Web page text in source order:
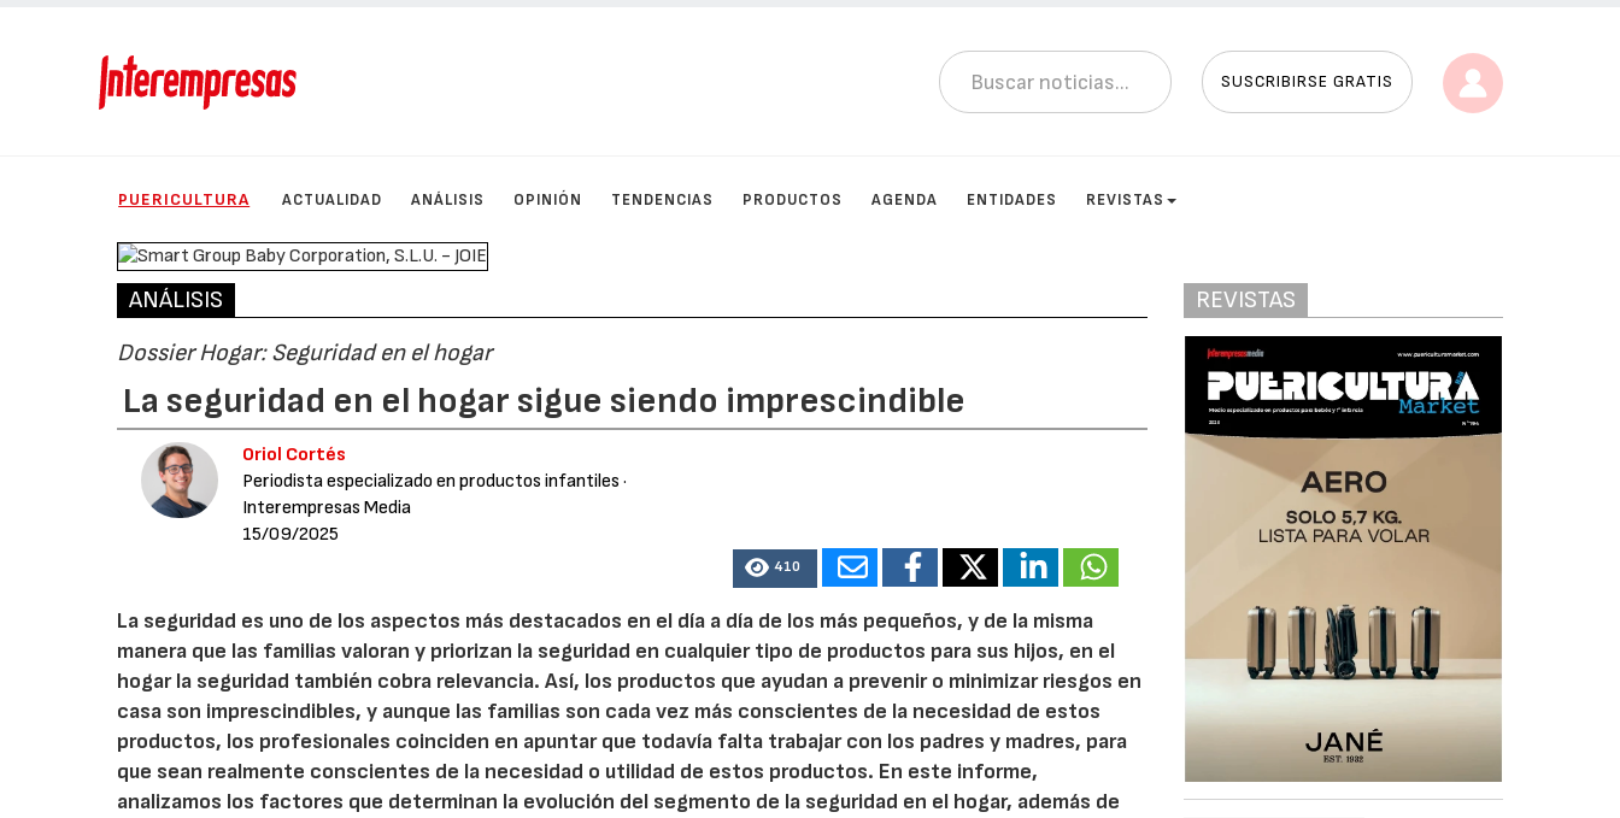
SUSCRIBIRSE GRATIS
PUERICULTURA ACTUALIDAD ANÁLISIS OPINIÓN TENDENCIAS PRODUCTOS AGENDA ENTIDADES REVISTAS
ANÁLISIS
Dossier Hogar: Seguridad en el hogar
La seguridad en el hogar sigue siendo imprescindible
Oriol Cortés
Periodista especializado en productos infantiles ·
Interempresas Media
15/09/2025
410
La seguridad es uno de los aspectos más destacados en el día a día de los más pequeños, y de la misma
manera que las familias valoran y priorizan la seguridad en cualquier tipo de productos para sus hijos, en el
hogar la seguridad también cobra relevancia. Así, los productos que ayudan a prevenir o minimizar riesgos en
casa son imprescindibles, y aunque las familias son cada vez más conscientes de la necesidad de estos
productos, los profesionales coinciden en apuntar que todavía falta trabajar con los padres y madres, para
que sean realmente conscientes de la necesidad o utilidad de estos productos. En este informe,
analizamos los factores que determinan la evolución del segmento de la seguridad en el hogar, además de
REVISTAS